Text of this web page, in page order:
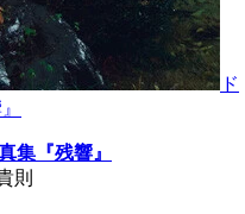
ド
集『残響』
則